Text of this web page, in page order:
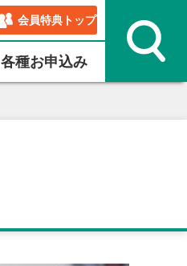
会員特典トップ
各種お申込み